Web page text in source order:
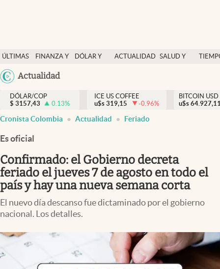
ÚLTIMAS
NOTICIAS
FINANZA Y
DÓLAR Y
ACTUALIDAD SALUD Y
México
Actualidad
Salud y nutrición
Vida espiritual
Actualidad
Colombia
DÓLAR/COP
$ 3157,43 0.13%
ICE US COFFEE
u$s 319,15 -0.96%
BITCOIN USD
u$s
Cronista Colombia Actualidad Feriado
Es oficial
Confirmado: el Gobierno decreta
feriado el jueves 7 de agosto en todo el
país y hay una nueva semana corta
El nuevo día descanso fue dictaminado por el gobierno
nacional. Los detalles.